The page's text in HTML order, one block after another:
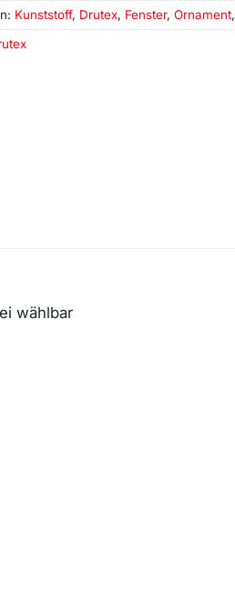
Kunststoff, Drutex, Fenster, Ornament,
wählbar